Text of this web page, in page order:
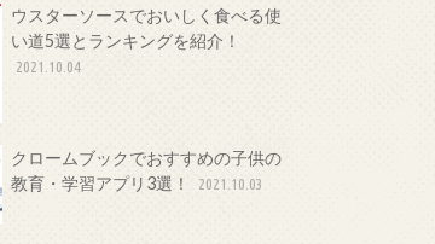
ウスターソースでおいしく食べる使
い道5選とランキングを紹介！
2021.10.04
クロームブックでおすすめの子供の
教育・学習アプリ3選！
2021.10.03